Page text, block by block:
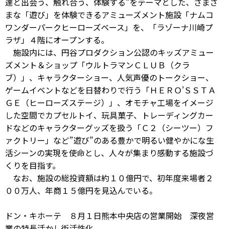
まな「遊び」を体験できるアミューズメント施設「ナムコ
ワンダーパークヒーローズベース」を、「ラゾーナ川崎プ
ラザ」４階にオープンする。
施設内には、円谷プロダクション公認のキッズアミュー
ズメント＆ショップ「ウルトラマンＣＬＵＢ（クラ
ブ）」、キャラクターショー、人気声優のトークショー、
ゲームイベントなどを日替わりで行う「ＨＥＲＯ’ＳＳＴＡ
ＧＥ（ヒーローズステージ）」、オモチャ工場をイメージ
した空間でカプセルトイ、玩具菓子、トレーディングカー
ドなどのキャラクターグッズを扱う「Ｃ２（シーツー）フ
ァクトリー」など”遊び”のある豊かで明るい健やかにな生
活シーンの実現を使命とし、人々が集まり感動する施設づ
くりを目指す。
なお、施設の総投資額は約１０億円で、初年度来場者２
００万人、年商１５億円を見込んでいる。
ドン・キホーテ ８月１日熊本中央店の営業開始 深夜営